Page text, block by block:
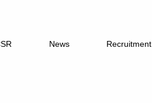
News Recruitment